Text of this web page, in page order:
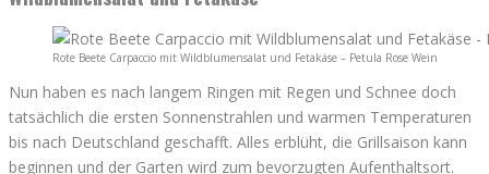
Rote Beete Carpaccio mit Wildblumensalat und Fetakäse – Petula Rose Wein
Nun haben es nach langem Ringen mit Regen und Schnee doch
tatsächlich die ersten Sonnenstrahlen und warmen Temperaturen
bis nach Deutschland geschafft. Alles erblüht, die Grillsaison kann
beginnen und der Garten wird zum bevorzugten Aufenthaltsort.